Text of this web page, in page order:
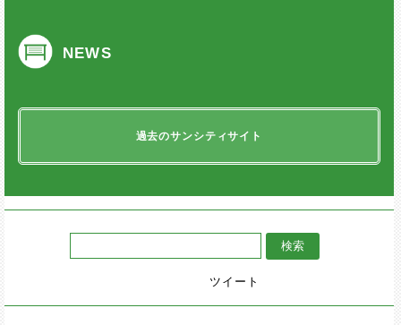
NEWS
過去のサンシティサイト
ツイート